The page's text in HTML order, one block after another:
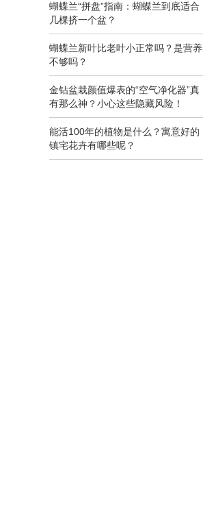
蝴蝶兰“拼盘”指南：蝴蝶兰到底适合
几棵挤一个盆？
蝴蝶兰新叶比老叶小正常吗？是营养
不够吗？
金钻盆栽颜值爆表的“空气净化器”真
有那么神？小心这些隐藏风险！
能活100年的植物是什么？寓意好的
镇宅花卉有哪些呢？